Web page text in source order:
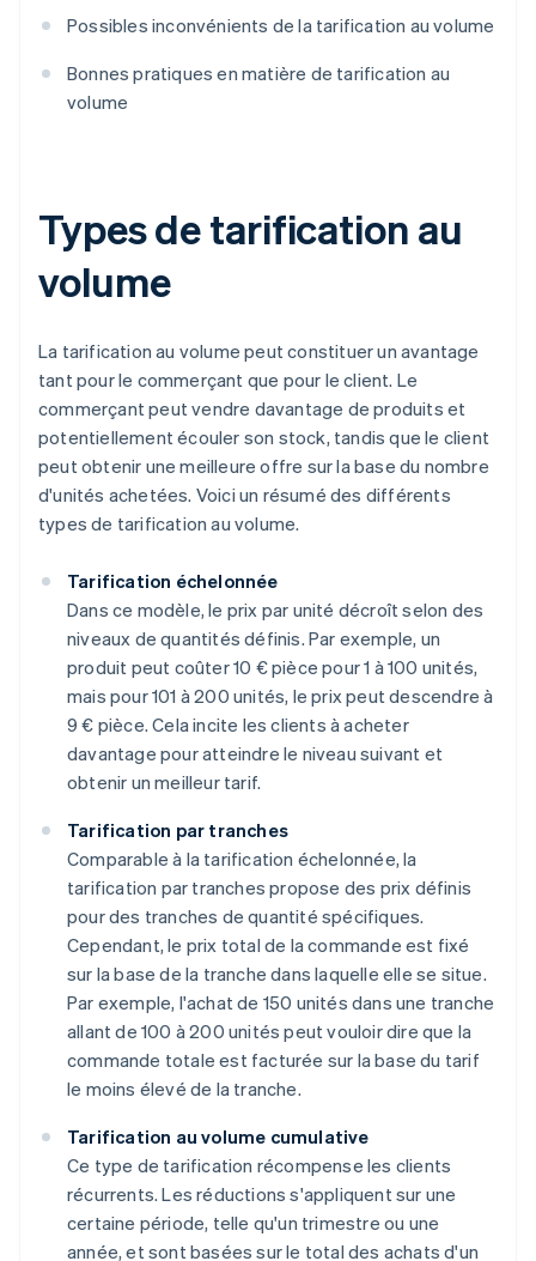
Possibles inconvénients de la tarification au volume
Bonnes pratiques en matière de tarification au
volume
Types de tarification au
volume
La tarification au volume peut constituer un avantage
tant pour le commerçant que pour le client. Le
commerçant peut vendre davantage de produits et
potentiellement écouler son stock, tandis que le client
peut obtenir une meilleure offre sur la base du nombre
d'unités achetées. Voici un résumé des différents
types de tarification au volume.
Tarification échelonnée
Dans ce modèle, le prix par unité décroît selon des
niveaux de quantités définis. Par exemple, un
produit peut coûter 10 € pièce pour 1 à 100 unités,
mais pour 101 à 200 unités, le prix peut descendre à
9 € pièce. Cela incite les clients à acheter
davantage pour atteindre le niveau suivant et
obtenir un meilleur tarif.
Tarification par tranches
Comparable à la tarification échelonnée, la
tarification par tranches propose des prix définis
pour des tranches de quantité spécifiques.
Cependant, le prix total de la commande est fixé
sur la base de la tranche dans laquelle elle se situe.
Par exemple, l'achat de 150 unités dans une tranche
allant de 100 à 200 unités peut vouloir dire que la
commande totale est facturée sur la base du tarif
le moins élevé de la tranche.
Tarification au volume cumulative
Ce type de tarification récompense les clients
récurrents. Les réductions s'appliquent sur une
certaine période, telle qu'un trimestre ou une
année, et sont basées sur le total des achats d'un